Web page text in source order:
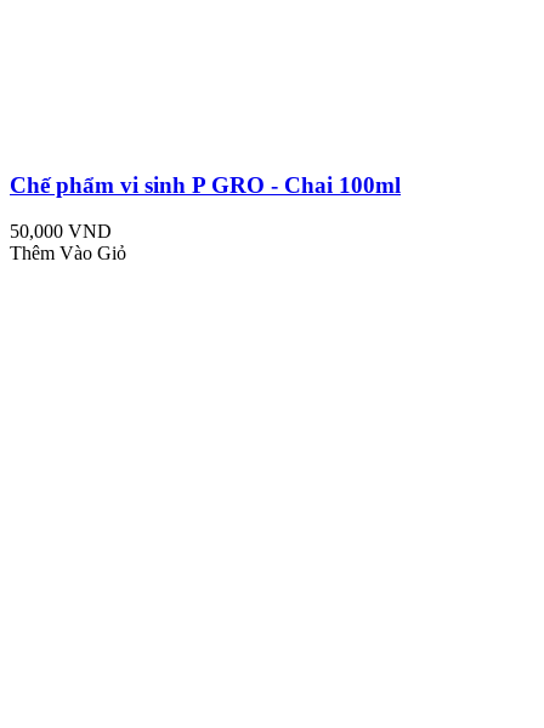
Chế phẩm vi sinh P GRO - Chai 100ml
50,000 VND
Thêm Vào Giỏ